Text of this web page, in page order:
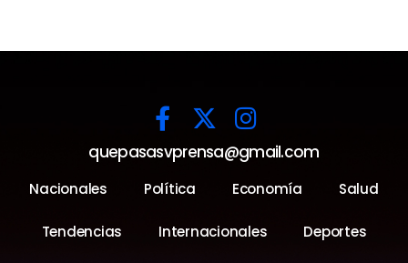
quepasasvprensa@gmail.com
Nacionales Política Economía Salud
Tendencias Internacionales Deportes